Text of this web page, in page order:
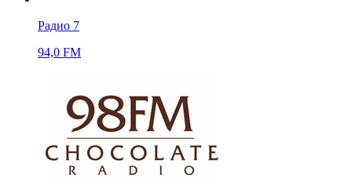
Радио 7
94,0 FM